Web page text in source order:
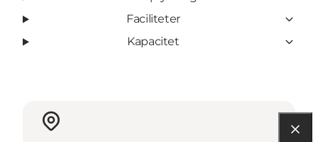
Faciliteter
Kapacitet